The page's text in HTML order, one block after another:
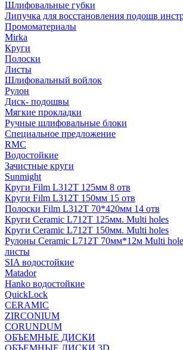
Шлифовальные губки
Липучка для восстановления подошв
Промоматериалы
Mirka
Круги
Полоски
Листы
Шлифовальный войлок
Рулон
Диск- подошвы
Мягкие прокладки
Ручные шлифовальные блоки
Специальное предложение
RMC
Водостойкие
Зачистные круги
Sunmight
Круги Film L312T 125мм 8 отв
Круги Film L312T 150мм 15 отв
Полоски Film L312T 70*420мм 14 отв
Круги Ceramic L712T 125мм. Multi holes
Круги Ceramic L712T 150мм. Multi holes
Рулоны Ceramic L712T 70мм*12м Multi
листы
SIA водостойкие
Matador
Hanko водостойкие
QuickLock
CERAMIC
ZIRCONIUM
СORUNDUM
ОБЪЕМНЫЕ ДИСКИ
ОБЪЕМНЫЕ ДИСКИ 3D